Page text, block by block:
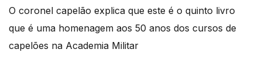
O coronel capelão explica que este é o quinto livro
que é uma homenagem aos 50 anos dos cursos de
capelões na Academia Militar